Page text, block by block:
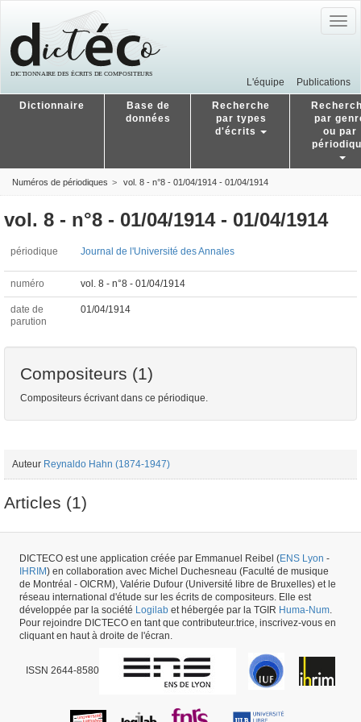
L'équipe Publications
Dictionnaire
Base de
données
Recherche
par types
d'écrits
par
ou par
Numéros de périodiques vol. 8 - n°8 - 01/04/1914 - 01/04/1914
vol. 8 - n°8 - 01/04/1914 - 01/04/1914
périodique Journal de l'Université des Annales
numéro vol. 8 - n°8 - 01/04/1914
date de
parution
01/04/1914
Compositeurs (1)
Compositeurs écrivant dans ce périodique.
Auteur Reynaldo Hahn (1874-1947)
Articles (1)
prononcée le 20 décembre 1913, répétée le 24 décembre de la même
année" - Journal de l'Université des Annales - 01/04/1914
Numéro de périodique #47044 -créé le 17/06/2020 par Mélanie de Montpellier
DICTECO est une application créée par Emmanuel Reibel (ENS Lyon -
IHRIM) en collaboration avec Michel Duchesneau (Faculté de musique
de Montréal - OICRM), Valérie Dufour (Université libre de Bruxelles) et le
réseau international d'étude sur les écrits de compositeurs. Elle est
développée par la société Logilab et hébergée par la TGIR Huma-Num
Pour rejoindre DICTECO en tant que contributeur.trice, inscrivez-vous en
cliquant en haut à droite de l'écran.
ISSN 2644-8580